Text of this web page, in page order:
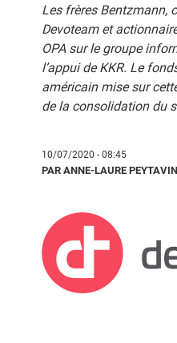
Les frères Bentzmann,
Devoteam et
OPA sur le groupe
l’appui de KKR. Le
américain mise sur
de la consolidation du
10/07/2020 - 08:45
PAR ANNE-LAURE PEYTAVIN